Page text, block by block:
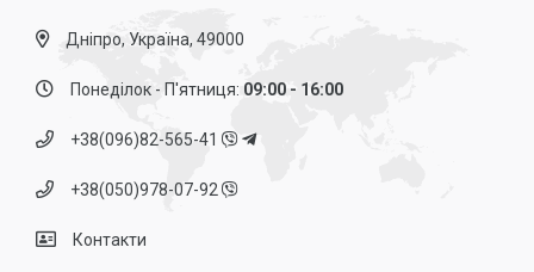
Дніпро, Україна, 49000
Понеділок - П'ятниця: 09:00 - 16:00
+38(096)82-565-41
+38(050)978-07-92
Контакти